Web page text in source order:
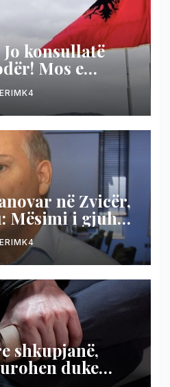
konsullatë
Mos e
në Zvicër,
Mësimi i gjuhës
është
e kombëtar
shkupjanë,
duke